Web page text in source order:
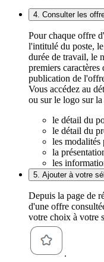
4. Consulter les
Pour chaque offre
l'intitulé du poste,
durée de travail, le
premiers
publication de
Vous accédez au
ou sur le logo sur
le détail du
le détail du
les modalités
la
les
5. Ajouter à votre
Depuis la page de
d'une offre
votre choix à votre
.